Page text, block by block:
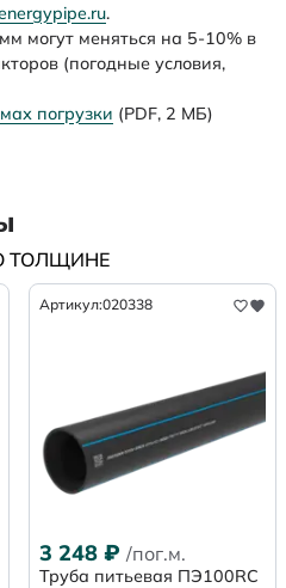
.
могут меняться на 5-10% в
(погодные условия,
погрузки (PDF, 2 МБ)
ТОЛЩИНЕ
Артикул:020338
3 248 ₽ /пог.м.
Труба питьевая ПЭ100RC